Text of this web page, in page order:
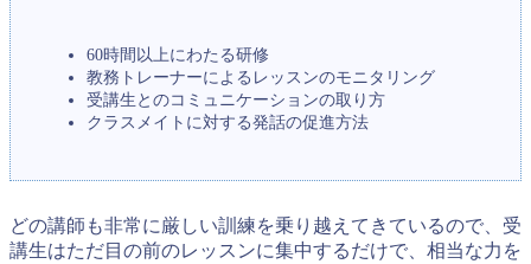
60時間以上にわたる研修
教務トレーナーによるレッスンのモニタリング
受講生とのコミュニケーションの取り方
クラスメイトに対する発話の促進方法
どの講師も非常に厳しい訓練を乗り越えてきているので、受
講生はただ目の前のレッスンに集中するだけで、相当な力を